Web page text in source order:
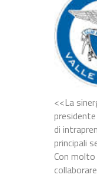
<<La
di
principali
Con